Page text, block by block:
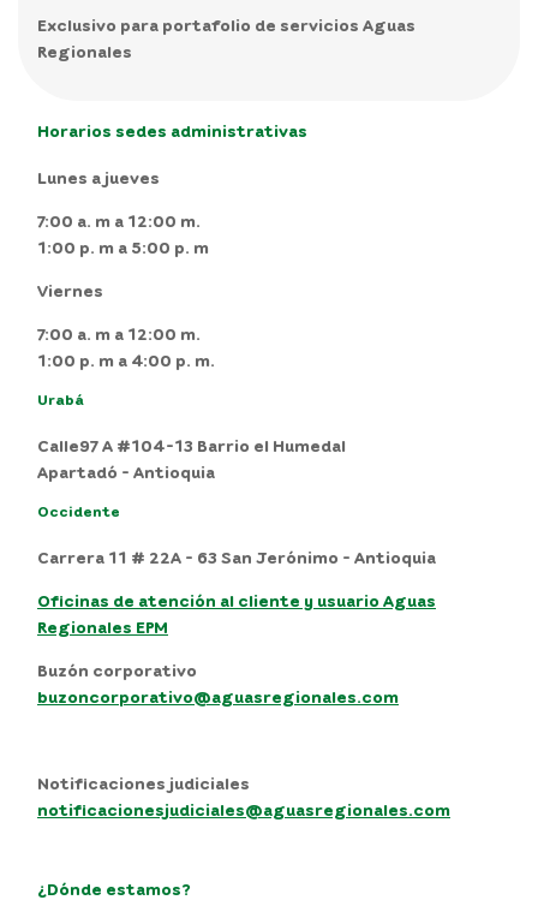
Exclusivo para portafolio de servicios Aguas
Regionales
Horarios sedes administrativas
Lunes a jueves
7:00 a. m a 12:00 m.
1:00 p. m a 5:00 p. m
Viernes
7:00 a. m a 12:00 m.
1:00 p. m a 4:00 p. m.
Urabá
Calle97 A #104-13 Barrio el Humedal
Apartadó - Antioquia
Occidente
Carrera 11 # 22A - 63 San Jerónimo - Antioquia
Oficinas de atención al cliente y usuario Aguas
Regionales EPM
Buzón corporativo
buzoncorporativo@aguasregionales.com
Notificaciones judiciales
notificacionesjudiciales@aguasregionales.com
¿Dónde estamos?